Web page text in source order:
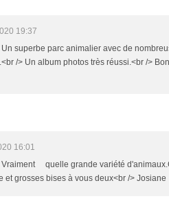
19:37
Un superbe parc animalier avec de
/> Un album photos très réussi.<br />
16:01
Vraiment quelle grande variété
et grosses bises à vous deux<br /> Josiane